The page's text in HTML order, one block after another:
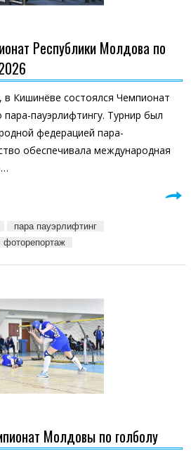
Республики Молдова по
в Кишинёве состоялся Чемпионат
пауэрлифтингу. Турнир был
федерацией пара-
обеспечивала международная
пара пауэрлифтинг
фоторепортаж
Молдовы по голболу